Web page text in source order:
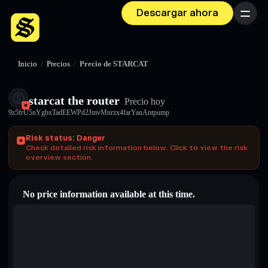
Descargar ahora Menú
Inicio / Precios / Precio de STARCAT
starcat the router Precio hoy
9z5frU5nYgbxTadEEWPd2JmvMnrzx4farYanAntpump
Risk status: Danger
Check detailed risk information below. Click to view the risk
overview section.
No price information available at this time.